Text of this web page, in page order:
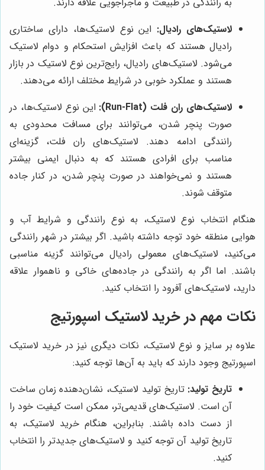
لاستیک‌های رادیال: این نوع لاستیک‌ها، دارای ساختاری
رادیال هستند که باعث افزایش استحکام و دوام لاستیک
می‌شود. لاستیک‌های رادیال، رایج‌ترین نوع لاستیک در بازار
هستند و عملکرد خوبی در شرایط مختلف ارائه می‌دهند.
لاستیک‌های ران فلت (Run-Flat):
این نوع لاستیک‌ها، در
صورت پنچر شدن، می‌توانند برای مسافت محدودی به
رانندگی ادامه دهند. لاستیک‌های ران فلت، گزینه‌ای
مناسب برای افرادی هستند که به دنبال ایمنی بیشتر
هستند و نمی‌خواهند در صورت پنچر شدن، در کنار جاده
متوقف شوند.
هنگام انتخاب نوع لاستیک، به نوع رانندگی و شرایط آب و
هوایی منطقه خود توجه داشته باشید. اگر بیشتر در شهر رانندگی
می‌کنید، لاستیک‌های معمولی رادیال می‌توانند گزینه مناسبی
باشند. اما اگر به رانندگی در جاده‌های خاکی و ناهموار علاقه
دارید، لاستیک‌های آفرود را انتخاب کنید.
نکات مهم در خرید لاستیک اسپورتیج
علاوه بر سایز و نوع لاستیک، نکات دیگری نیز در خرید لاستیک
اسپورتیج وجود دارند که باید به آن‌ها توجه کنید:
تاریخ تولید: تاریخ تولید لاستیک، نشان‌دهنده زمان ساخت
آن است. لاستیک‌های قدیمی‌تر، ممکن است کیفیت خود را
از دست داده باشند. بنابراین، هنگام خرید لاستیک، به
تاریخ تولید آن توجه کنید و لاستیک‌های جدیدتر را انتخاب
کنید.